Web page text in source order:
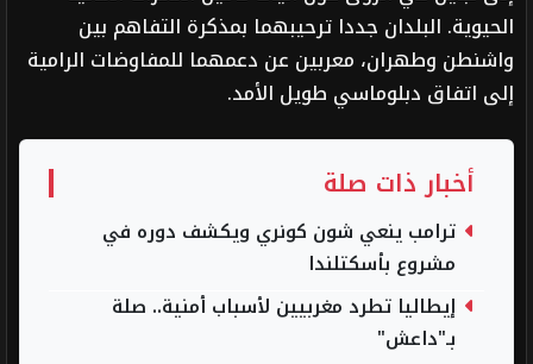
الحيوية. البلدان جددا ترحيبهما بمذكرة التفاهم بين
واشنطن وطهران، معربين عن دعمهما للمفاوضات الرامية
إلى اتفاق دبلوماسي طويل الأمد.
أخبار ذات صلة
ترامب ينعي شون كونري ويكشف دوره في
مشروع بأسكتلندا
إيطاليا تطرد مغربيين لأسباب أمنية.. صلة
بـ"داعش"